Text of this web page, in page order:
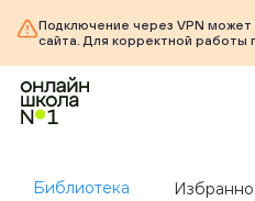
Подключение через VPN может
сайта. Для корректной работы
Библиотека